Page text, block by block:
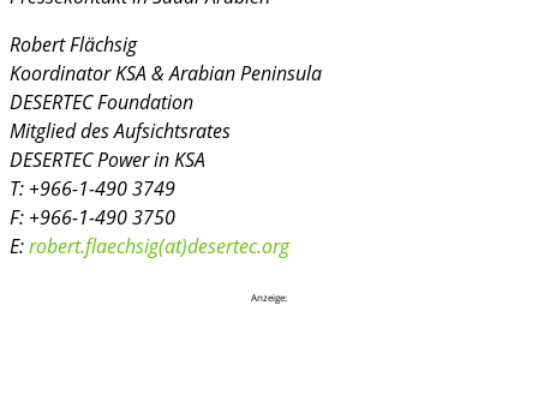
Robert Flächsig
Koordinator KSA & Arabian Peninsula
DESERTEC Foundation
Mitglied des Aufsichtsrates
DESERTEC Power in KSA
T: +966-1-490 3749
F: +966-1-490 3750
E:robert.flaechsig(at)desertec.org
Anzeige: